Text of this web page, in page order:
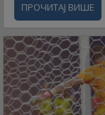
ПРОЧИТАЈ ВИШЕ